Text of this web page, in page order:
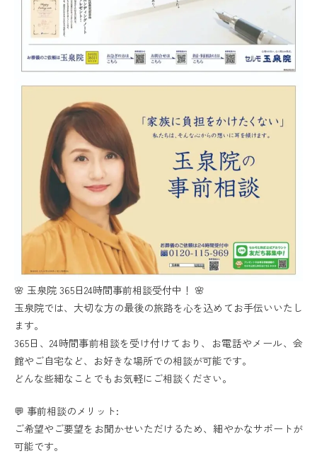
🌸 玉泉院 365日24時間事前相談受付中！ 🌸
玉泉院では、大切な方の最後の旅路を心を込めてお手伝いいたし
ます。
365日、24時間事前相談を受け付けており、お電話やメール、会
館やご自宅など、お好きな場所での相談が可能です。
どんな些細なことでもお気軽にご相談ください。
💬 事前相談のメリット:
ご希望やご要望をお聞かせいただけるため、細やかなサポートが
可能です。